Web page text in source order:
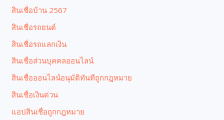
สินเชื่อบ้าน 2567
สินเชื่อรถยนต์
สินเชื่อรถแลกเงิน
สินเชื่อส่วนบุคคลออนไลน์
สินเชื่อออนไลน์อนุมัติทันทีถูกกฎหมาย
สินเชื่อเงินด่วน
แอปสินเชื่อถูกกฎหมาย